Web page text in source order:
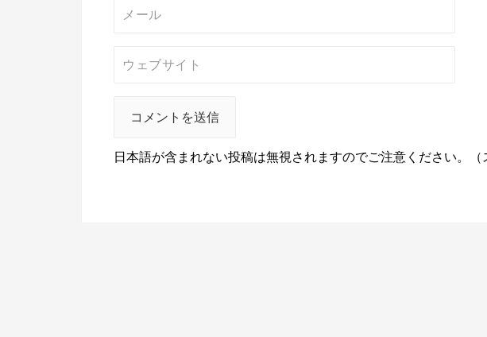
日本語が含まれない投稿は無視されますのでご注意ください。（